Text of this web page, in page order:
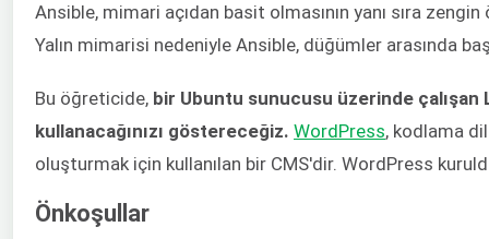
Ansible, mimari açıdan basit olmasının yanı sıra zengin
Yalın mimarisi nedeniyle Ansible, düğümler arasında
Bu öğreticide, bir Ubuntu sunucusu üzerinde çalışan
kullanacağınızı göstereceğiz. WordPress, kodlama
oluşturmak için kullanılan bir CMS'dir. WordPress
Önkoşullar